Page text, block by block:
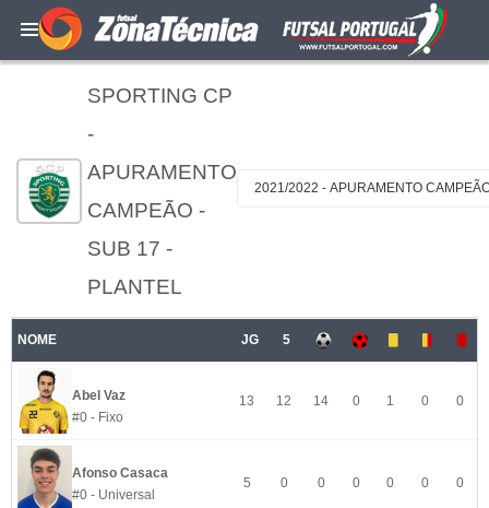
SPORTING CP
-
APURAMENTO
CAMPEÃO -
SUB 17 -
PLANTEL
2021/2022 - APURAMENTO
NOME JG 5
Abel Vaz
#0 - Fixo
13 12 14 0 1 0 0
Afonso Casaca
#0 - Universal
5 0 0 0 0 0 0